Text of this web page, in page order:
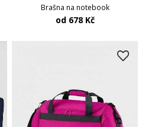
Brašna na notebook
od 678 Kč